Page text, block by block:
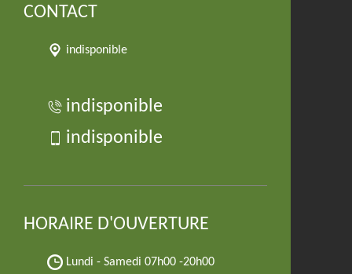
CONTACT
indisponible
indisponible
indisponible
HORAIRE D'OUVERTURE
Lundi - Samedi 07h00 -20h00